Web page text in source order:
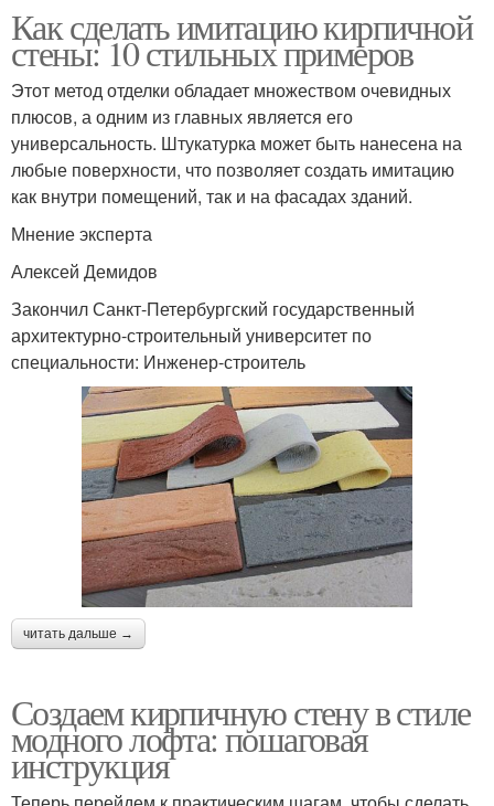
Как сделать имитацию кирпичной
стены: 10 стильных примеров
Этот метод отделки обладает множеством очевидных
плюсов, а одним из главных является его
универсальность. Штукатурка может быть нанесена на
любые поверхности, что позволяет создать имитацию
как внутри помещений, так и на фасадах зданий.
Мнение эксперта
Алексей Демидов
Закончил Санкт-Петербургский государственный
архитектурно-строительный университет по
специальности: Инженер-строитель
читать дальше →
Создаем кирпичную стену в стиле
модного лофта: пошаговая
инструкция